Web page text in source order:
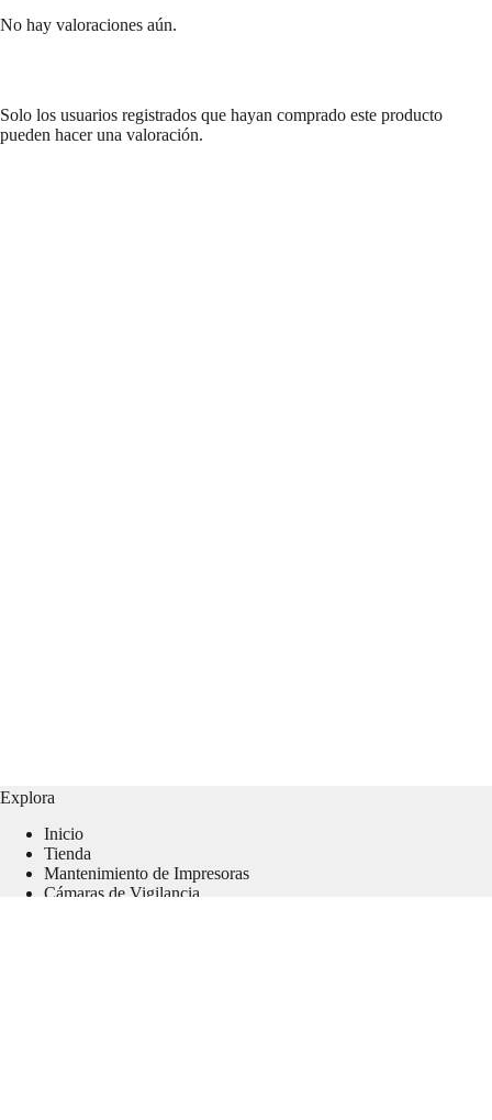
No hay valoraciones aún.
Solo los usuarios registrados que hayan comprado este producto
pueden hacer una valoración.
Explora
Inicio
Tienda
Mantenimiento de Impresoras
Cámaras de Vigilancia